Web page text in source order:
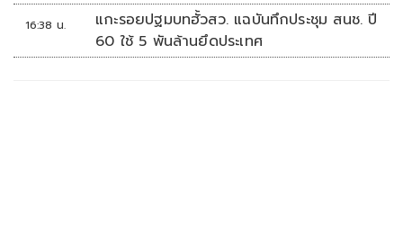
16:38 น.
แกะรอยปฐมบทฮั้วสว. แฉบันทึกประชุม สนช. ปี
60 ใช้ 5 พันล้านยึดประเทศ